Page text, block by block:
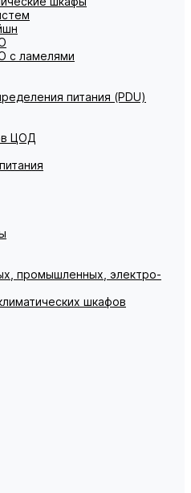
с ламелями
питания (PDU)
ЦОД
промышленных, электро-
шкафов